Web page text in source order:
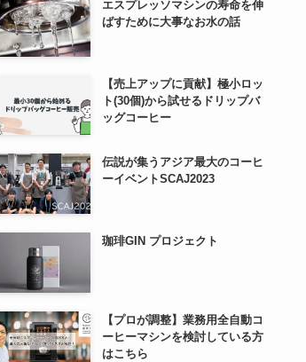
エスプレッソマシンの寿命を伸
ばすために大事なお水の話
【売上アップに貢献】極小ロッ
ト(30個)から試せるドリップバ
ッグコーヒー
伝説が集うアジア最大のコーヒ
ーイベントSCAJ2023
珈琲GIN プロジェクト
【プロが調整】業務用全自動コ
ーヒーマシンを検討している方
はこちら